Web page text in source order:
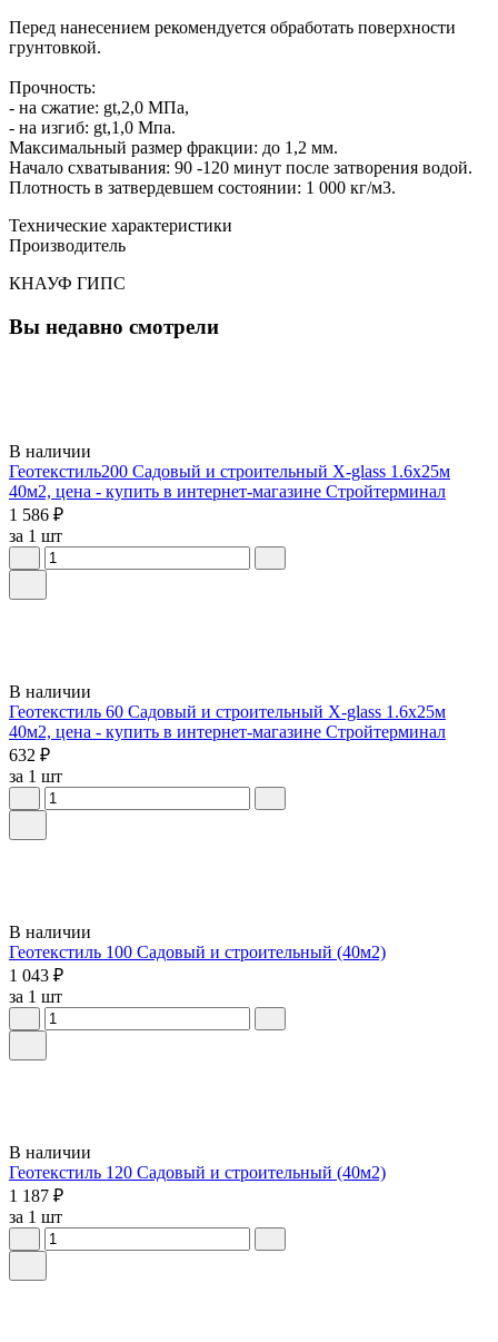
Перед нанесением рекомендуется обработать поверхности
грунтовкой.
Прочность:
- на сжатие: gt,2,0 МПа,
- на изгиб: gt,1,0 Мпа.
Максимальный размер фракции: до 1,2 мм.
Начало схватывания: 90 -120 минут после затворения водой.
Плотность в затвердевшем состоянии: 1 000 кг/м3.
Технические характеристики
Производитель
КНАУФ ГИПС
Вы недавно смотрели
В наличии
Геотекстиль200 Садовый и строительный X-glass 1.6х25м
40м2, цена - купить в интернет-магазине Стройтерминал
1 586 ₽
за 1 шт
В наличии
Геотекстиль 60 Садовый и строительный X-glass 1.6х25м
40м2, цена - купить в интернет-магазине Стройтерминал
632 ₽
за 1 шт
В наличии
Геотекстиль 100 Садовый и строительный (40м2)
1 043 ₽
за 1 шт
В наличии
Геотекстиль 120 Садовый и строительный (40м2)
1 187 ₽
за 1 шт